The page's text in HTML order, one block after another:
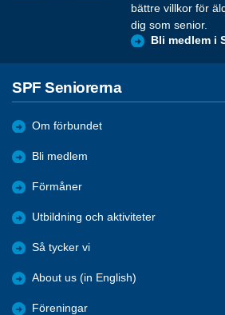
bättre villkor för
dig som senior.
Bli medlem i
SPF Seniorerna
Om förbundet
Bli medlem
Förmåner
Utbildning och aktiviteter
Så tycker vi
About us (in English)
Föreningar